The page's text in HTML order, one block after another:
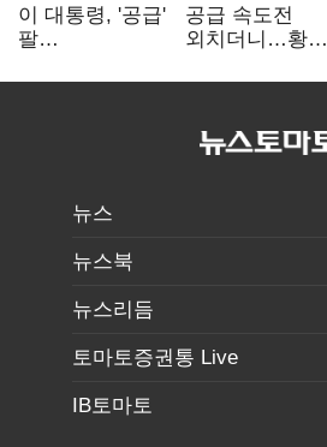
이 대통령, '공급'
팔
여 내부선
공급 속도전
외치더니…황희,
리모델링' 제안
뉴스
뉴스북
뉴스리듬
토마토증권통 Live
IB토마토